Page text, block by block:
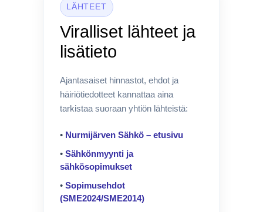
LÄHTEET
Viralliset lähteet ja
lisätieto
Ajantasaiset hinnastot, ehdot ja
häiriötiedotteet kannattaa aina
tarkistaa suoraan yhtiön lähteistä:
• Nurmijärven Sähkö – etusivu
• Sähkönmyynti ja
sähkösopimukset
• Sopimusehdot
(SME2024/SME2014)